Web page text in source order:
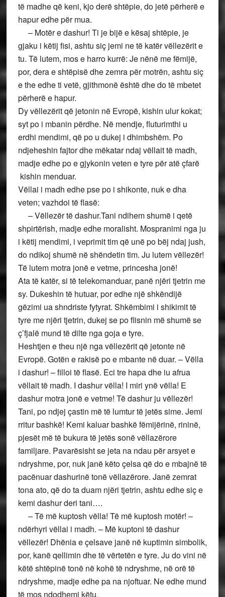
të madhe që keni, kjo derë shtëpie, do jetë përherë e
hapur edhe për mua.
– Motër e dashur! Ti je bijë e kësaj shtëpie, je
gjaku i këtij fisi, ashtu siç jemi ne të katër vëllezërit e
tu. Të lutem, mos e harro kurrë: Je nënë me fëmijë,
por, dera e shtëpisë dhe zemra për motrën, ashtu siç
e the edhe ti vetë, gjithmonë është dhe do të mbetet
përherë e hapur.
Dy vëllezërit që jetonin në Evropë, kishin ulur kokat;
syt po i mbanin përdhe. Në mendje, fluturimthi u
erdhi mendimi, që po u dukej i dhimbshëm. Po
ndjeheshin fajtor dhe mëkatar ndaj vëllait të madh,
madje edhe po e gjykonin veten e tyre për atë çfarë
kishin menduar.
Vëllai i madh edhe pse po i shikonte, nuk e dha
veten; vazhdoi të flasë:
– Vëllezër të dashur.Tani ndihem shumë i qetë
shpirtërish, madje edhe moralisht. Mospranimi nga ju
i këtij mendimi, i veprimit tim që unë po bëj ndaj jush,
do ndikoj shumë në shëndetin tim. Ju lutem vëllezër!
Të lutem motra jonë e vetme, princesha jonë!
Ata të katër, si të telekomanduar, panë njëri tjetrin me
sy. Dukeshin të hutuar, por edhe një shkëndijë
gëzimi ua shndriste fytyrat. Shkëmbimi i shikimit të
tyre me njëri tjetrin, dukej se po flisnin më shumë se
ç’fjalë mund të dilte nga goja e tyre.
Heshtjen e theu një nga vëllezërit që jetonte në
Evropë. Gotën e rakisë po e mbante në duar. – Vëlla
i dashur! – filloi të flasë. Eci tre hapa dhe iu afrua
vëllait të madh. I dashur vëlla! I miri ynë vëlla! E
dashur motra jonë e vetme! Të dashur ju vëllezër!
Tani, po ndjej çastin më të lumtur të jetës sime. Jemi
rritur bashkë! Kemi kaluar bashkë fëmijërinë, rininë,
pjesët më të bukura të jetës sonë vëllazërore
familjare. Pavarësisht se jeta na ndau për arsyet e
ndryshme, por, nuk janë këto çelsa që do e mbajnë të
pacënuar dashurinë tonë vëllazërore. Janë zemrat
tona ato, që do ta duam njëri tjetrin, ashtu edhe siç e
kemi dashur deri tani….
– Të më kuptosh vëlla! Të më kuptosh motër! –
ndërhyri vëllai i madh. – Më kuptoni të dashur
vëllezër! Dhënia e çelsave janë në kuptimin simbolik,
por, kanë qellimin dhe të vërtetën e tyre. Ju do vini në
këtë shtëpinë tonë në kohë të ndryshme, në orë të
ndryshme, madje edhe pa na njoftuar. Ne edhe mund
të mos ndodhemi këtu.